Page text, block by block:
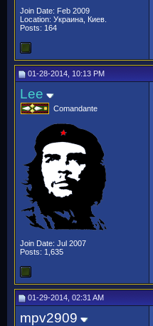
Join Date: Feb 2009
Location: Украина, Киев.
Posts: 164
01-28-2014, 10:13 PM
Lee
Comandante
Join Date: Jul 2007
Posts: 1,635
01-29-2014, 02:31 AM
mpv2909